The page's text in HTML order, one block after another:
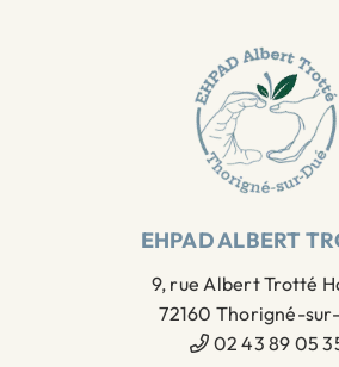
EHPAD ALBERT
9, rue Albert Trotté
72160 Thorigné-
02 43 89 05